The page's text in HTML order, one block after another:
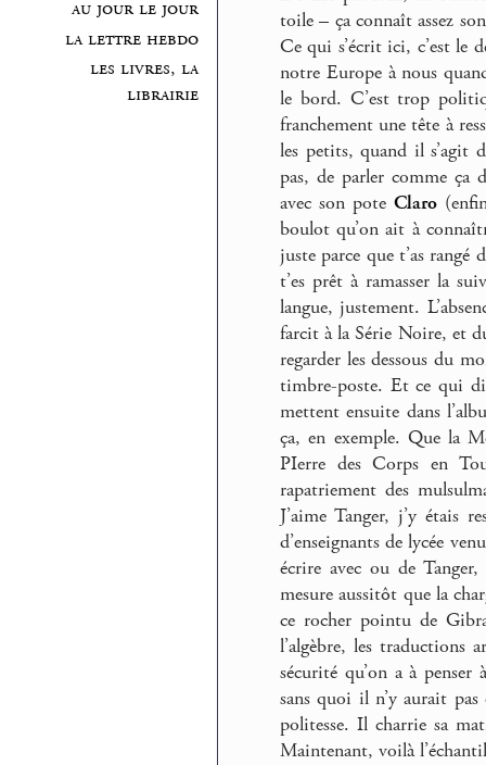
au jour le jour
la lettre hebdo
les livres, la
librairie
toile – ça connaît assez
Ce qui s’écrit ici, c’est le
notre Europe à nous
le bord. C’est trop
franchement une tête à
les petits, quand il s’agit
pas, de parler comme ça
avec son poteClaro
boulot qu’on ait à
juste parce que t’as
t’es prêt à ramasser la
langue, justement.
farcit à la Série Noire, et
regarder les dessous du
timbre-poste. Et ce qui
mettent ensuite dans
ça, en exemple. Que la
PIerre des Corps en
rapatriement des
J’aime Tanger, j’y étais
d’enseignants de lycée
écrire avec ou de
mesure aussitôt que la
ce rocher pointu de
l’algèbre, les traductions
sécurité qu’on a à
sans quoi il n’y aurait
politesse. Il charrie sa
Maintenant, voilà